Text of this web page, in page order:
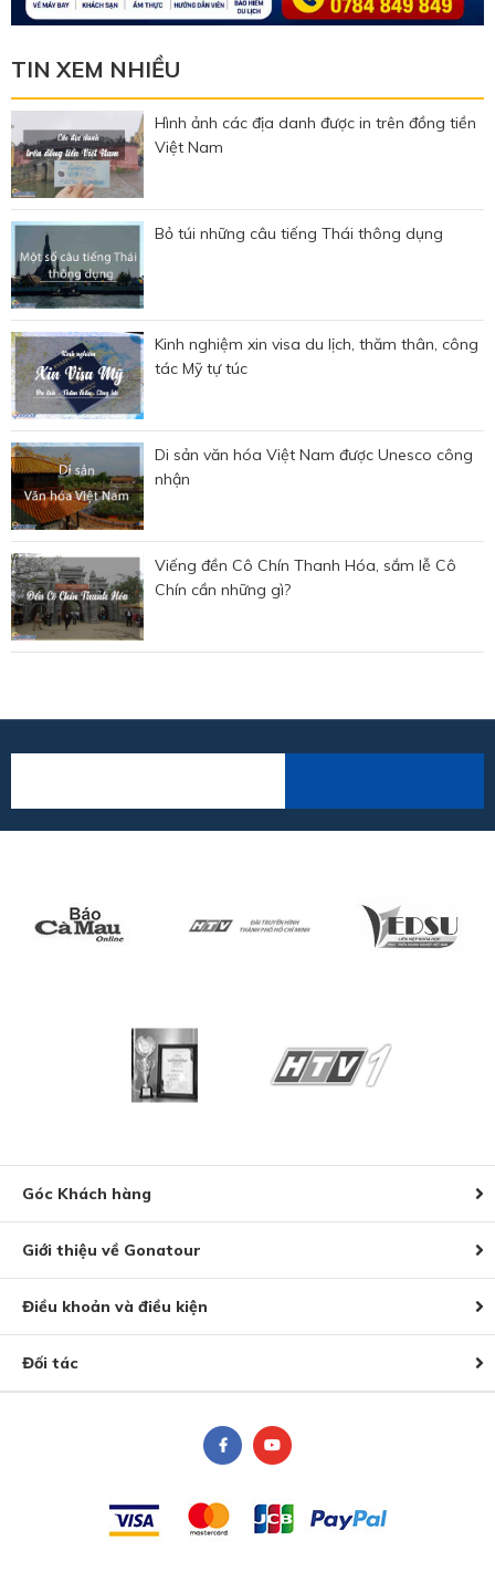
TIN XEM NHIỀU
Hình ảnh các địa danh được in trên đồng tiền
Việt Nam
Bỏ túi những câu tiếng Thái thông dụng
Kinh nghiệm xin visa du lịch, thăm thân, công
tác Mỹ tự túc
Di sản văn hóa Việt Nam được Unesco công
nhận
Viếng đền Cô Chín Thanh Hóa, sắm lễ Cô
Chín cần những gì?
Góc Khách hàng
Giới thiệu về Gonatour
Điều khoản và điều kiện
Đối tác